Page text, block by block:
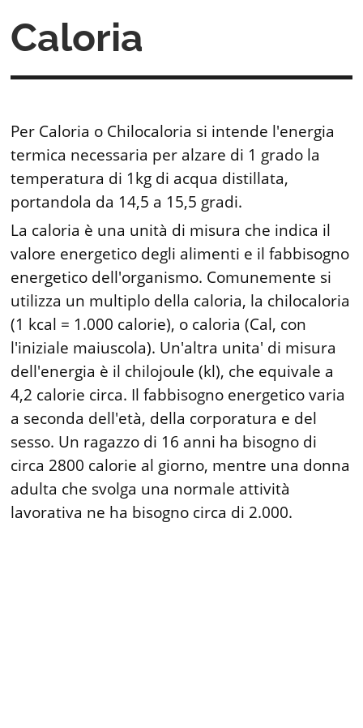
Caloria
Per Caloria o Chilocaloria si intende l'energia
termica necessaria per alzare di 1 grado la
temperatura di 1kg di acqua distillata,
portandola da 14,5 a 15,5 gradi.
La caloria è una unità di misura che indica il
valore energetico degli alimenti e il fabbisogno
energetico dell'organismo. Comunemente si
utilizza un multiplo della caloria, la chilocaloria
(1 kcal = 1.000 calorie), o caloria (Cal, con
l'iniziale maiuscola). Un'altra unita' di misura
dell'energia è il chilojoule (kl), che equivale a
4,2 calorie circa. Il fabbisogno energetico varia
a seconda dell'età, della corporatura e del
sesso. Un ragazzo di 16 anni ha bisogno di
circa 2800 calorie al giorno, mentre una donna
adulta che svolga una normale attività
lavorativa ne ha bisogno circa di 2.000.